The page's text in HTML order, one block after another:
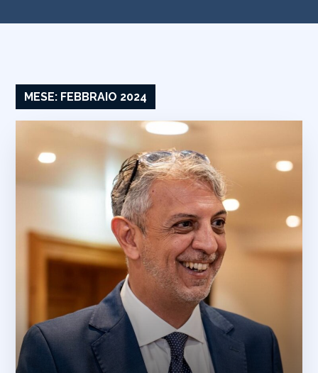
MESE: FEBBRAIO 2024